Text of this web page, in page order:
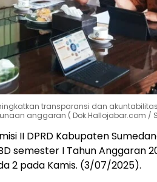
transparansi dan
anggaran ( Dok.Hallojabar.com /
II DPRD Kabupaten
semester I Tahun Anggaran
2 pada Kamis. (3/07/2025).